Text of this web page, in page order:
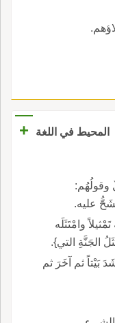
المحيط في اللغة
+
وقولُهُم:
عليه.
وامْتَثَلَه
الجَنَّةِ التي}.
بَيْتاً ثم آخَرَ ثم